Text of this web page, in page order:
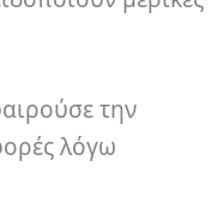
την
λόγω